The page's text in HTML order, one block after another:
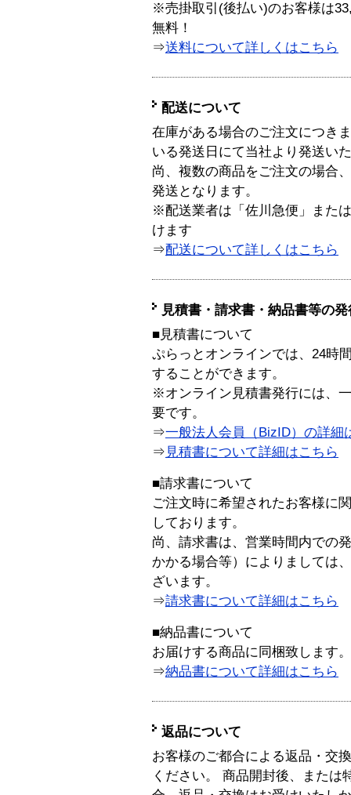
※売掛取引(後払い)のお客様は
無料！
⇒送料について詳しくはこちら
配送について
在庫がある場合のご注文につき
いる発送日にて当社より発送い
尚、複数の商品をご注文の場合
発送となります。
※配送業者は「佐川急便」また
けます
⇒配送について詳しくはこちら
見積書・請求書・納品書等の
■見積書について
ぷらっとオンラインでは、24時
することができます。
※オンライン見積書発行には、
要です。
⇒一般法人会員（BizID）の詳細
⇒ 見積書について詳細はこちら
■請求書について
ご注文時に希望されたお客様に
しております。
尚、請求書は、営業時間内での
かかる場合等）によりましては
ざいます。
⇒請求書について詳細はこちら
■納品書について
お届けする商品に同梱致します。
⇒納品書について詳細はこちら
返品について
お客様のご都合による返品・交
ください。 商品開封後、または